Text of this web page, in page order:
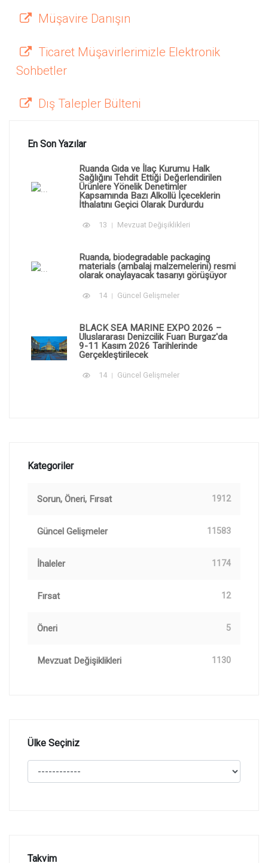
Müşavire Danışın
Ticaret Müşavirlerimizle Elektronik
Sohbetler
Dış Talepler Bülteni
En Son Yazılar
Ruanda Gıda ve İlaç Kurumu Halk
Sağlığını Tehdit Ettiği Değerlendirilen
Ürünlere Yönelik Denetimler
Kapsamında Bazı Alkollü İçeceklerin
İthalatını Geçici Olarak Durdurdu
13 Mevzuat Değişiklikleri
Ruanda, biodegradable packaging
materials (ambalaj malzemelerini) resmi
olarak onaylayacak tasarıyı görüşüyor
14 Güncel Gelişmeler
BLACK SEA MARINE EXPO 2026 –
Uluslararası Denizcilik Fuarı Burgaz'da
9-11 Kasım 2026 Tarihlerinde
Gerçekleştirilecek
14 Güncel Gelişmeler
Kategoriler
Sorun, Öneri, Fırsat 1912
Güncel Gelişmeler 11583
İhaleler 1174
Fırsat 12
Öneri 5
Mevzuat Değişiklikleri 1130
Ülke Seçiniz
Takvim